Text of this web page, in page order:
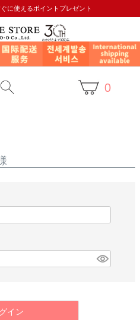
に使えるポイントプレゼント
0
イン